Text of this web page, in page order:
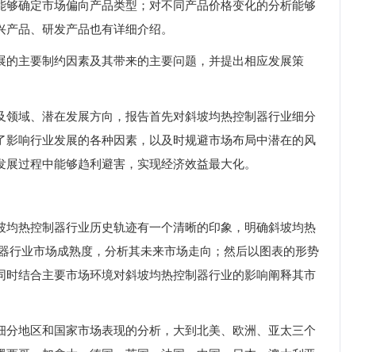
确定市场偏向产品类型；对不同产品价格变化的分析能够
品、研发产品也有详细介绍。
主要制约因素及其带来的主要问题，并提出相应发展策
域、潜在发展方向，报告首先对斜坡均热控制器行业细分
响行业发展的各种因素，以及时规避市场布局中潜在的风
过程中能够趋利避害，实现经济效益最大化。
热控制器行业历史轨迹有一个清晰的印象，明确斜坡均热
业市场成熟度，分析其未来市场走向；然后以图表的形势
结合主要市场环境对斜坡均热控制器行业的影响阐释其市
地区和国家市场表现的分析，大到北美、欧洲、亚太三个